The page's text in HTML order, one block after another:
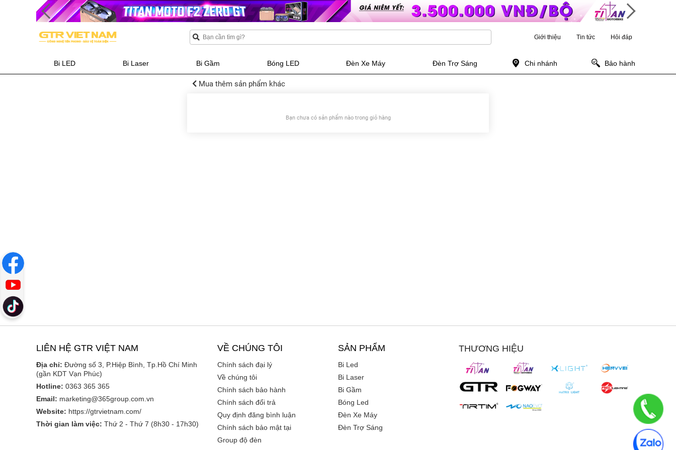
Giới thiệu Tin tức Hỏi đáp
Bi LED Bi Laser Bi Gầm Bóng LED Đèn Xe Máy Đèn Trợ Sáng Chi nhánh Bảo hành
Mua thêm sản phẩm khác
Bạn chưa có sản phẩm nào trong giỏ hàng
LIÊN HỆ GTR VIỆT NAM
Địa chỉ: Đường số 3, P.Hiệp Bình, Tp.Hồ Chí Minh
(gần KDT Vạn Phúc)
Hotline: 0363 365 365
Email: marketing@365group.com.vn
Website: https://gtrvietnam.com/
Thời gian làm việc: Thứ 2 - Thứ 7 (8h30 - 17h30)
VỀ CHÚNG TÔI
Chính sách đại lý
Về chúng tôi
Chính sách bảo hành
Chính sách đổi trả
Quy định đăng bình luận
Chính sách bảo mật tại
Group độ đèn
SẢN PHẨM
Bi Led
Bi Laser
Bi Gầm
Bóng Led
Đèn Xe Máy
Đèn Trợ Sáng
THƯƠNG HIỆU